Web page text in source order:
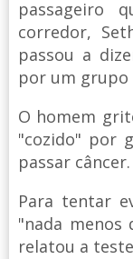
passageiro
corredor,
passou a
por um grupo
O homem
"cozido" por
passar câncer.
Para tentar
"nada menos
relatou a